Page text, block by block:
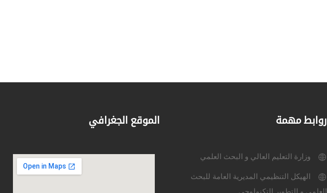
روابط مهمة
وزارة التعليم العالي و البحث العلمي
الهيكل التنظيمي المديرية العامة للبحث
العلمي و التطوير التكنولوجي
الموقع الجغرافي